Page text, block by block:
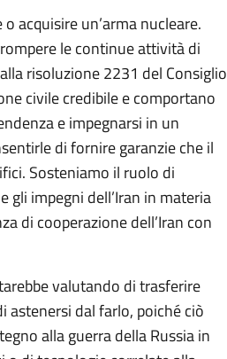
acquisire un’arma nucleare.
le continue attività di
risoluzione 2231 del Consiglio
civile credibile e comportano
e impegnarsi in un
di fornire garanzie che il
Sosteniamo il ruolo di
gli impegni dell’Iran in materia
di cooperazione dell’Iran con
valutando di trasferire
astenersi dal farlo, poiché ciò
alla guerra della Russia in